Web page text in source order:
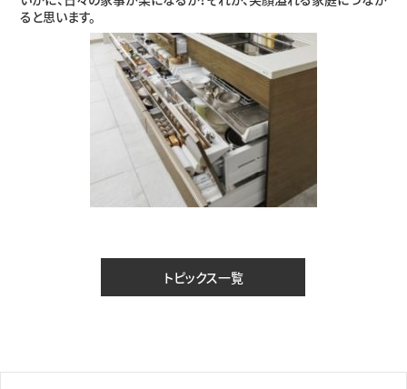
ると思います。
トピックス一覧